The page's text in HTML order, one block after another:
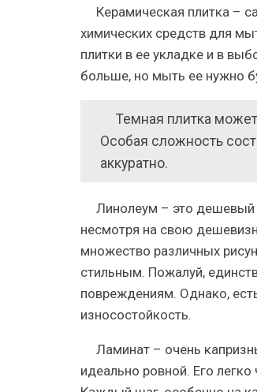
Керамическая плитка –
химических средств для
плитки в ее укладке и в
больше, но мыть ее нужно
Темная плитка
Особая сложность
аккуратно.
Линолеум – это дешевый
несмотря на свою
множество различных
стильным. Пожалуй,
повреждениям. Однако,
износостойкость.
Ламинат – очень
идеально ровной. Его легко